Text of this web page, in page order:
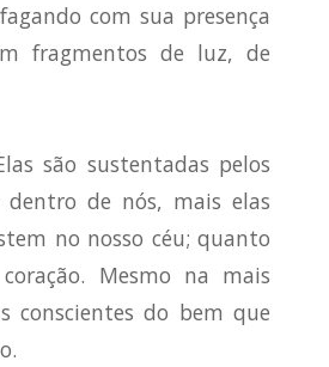
com sua presença
fragmentos de luz, de
são sustentadas pelos
dentro de nós, mais elas
no nosso céu; quanto
Mesmo na mais
conscientes do bem que